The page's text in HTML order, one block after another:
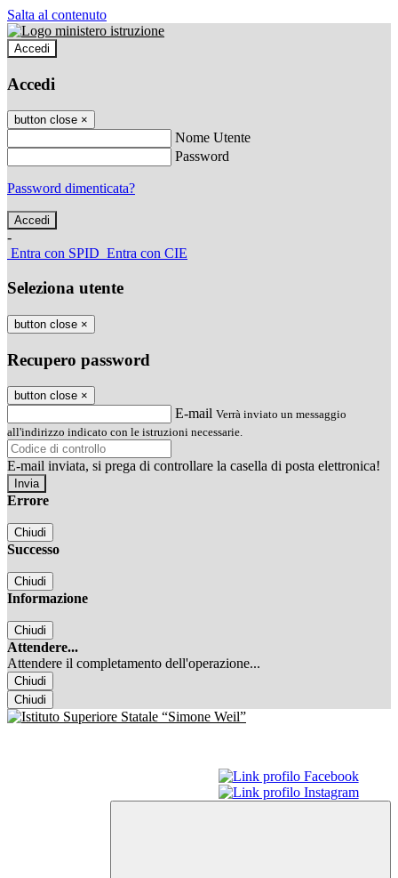
Salta al contenuto
Accedi
Accedi
button close ×
Nome Utente
Password
Password dimenticata?
-
Entra con SPID Entra con CIE
Seleziona utente
button close ×
Recupero password
button close ×
E-mail Verrà inviato un messaggio
all'indirizzo indicato con le istruzioni necessarie.
E-mail inviata, si prega di controllare la casella di posta elettronica!
Errore
Chiudi
Successo
Chiudi
Informazione
Chiudi
Attendere...
Attendere il completamento dell'operazione...
Chiudi
Chiudi